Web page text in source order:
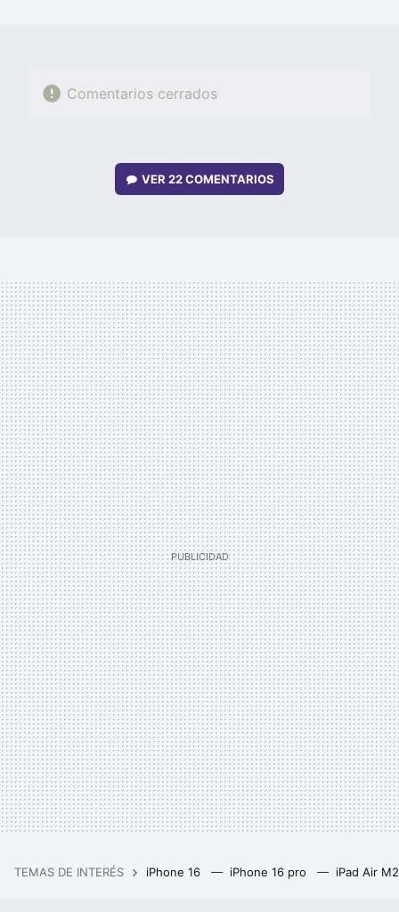
Comentarios cerrados
VER22 COMENTARIOS
TEMAS DE INTERÉS iPhone 16 iPhone 16 pro iPad Air